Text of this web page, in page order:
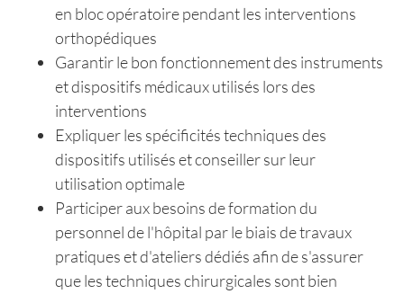
en bloc opératoire pendant les interventions
orthopédiques
Garantir le bon fonctionnement des instruments
et dispositifs médicaux utilisés lors des
interventions
Expliquer les spécificités techniques des
dispositifs utilisés et conseiller sur leur
utilisation optimale
Participer aux besoins de formation du
personnel de l'hôpital par le biais de travaux
pratiques et d'ateliers dédiés afin de s'assurer
que les techniques chirurgicales sont bien